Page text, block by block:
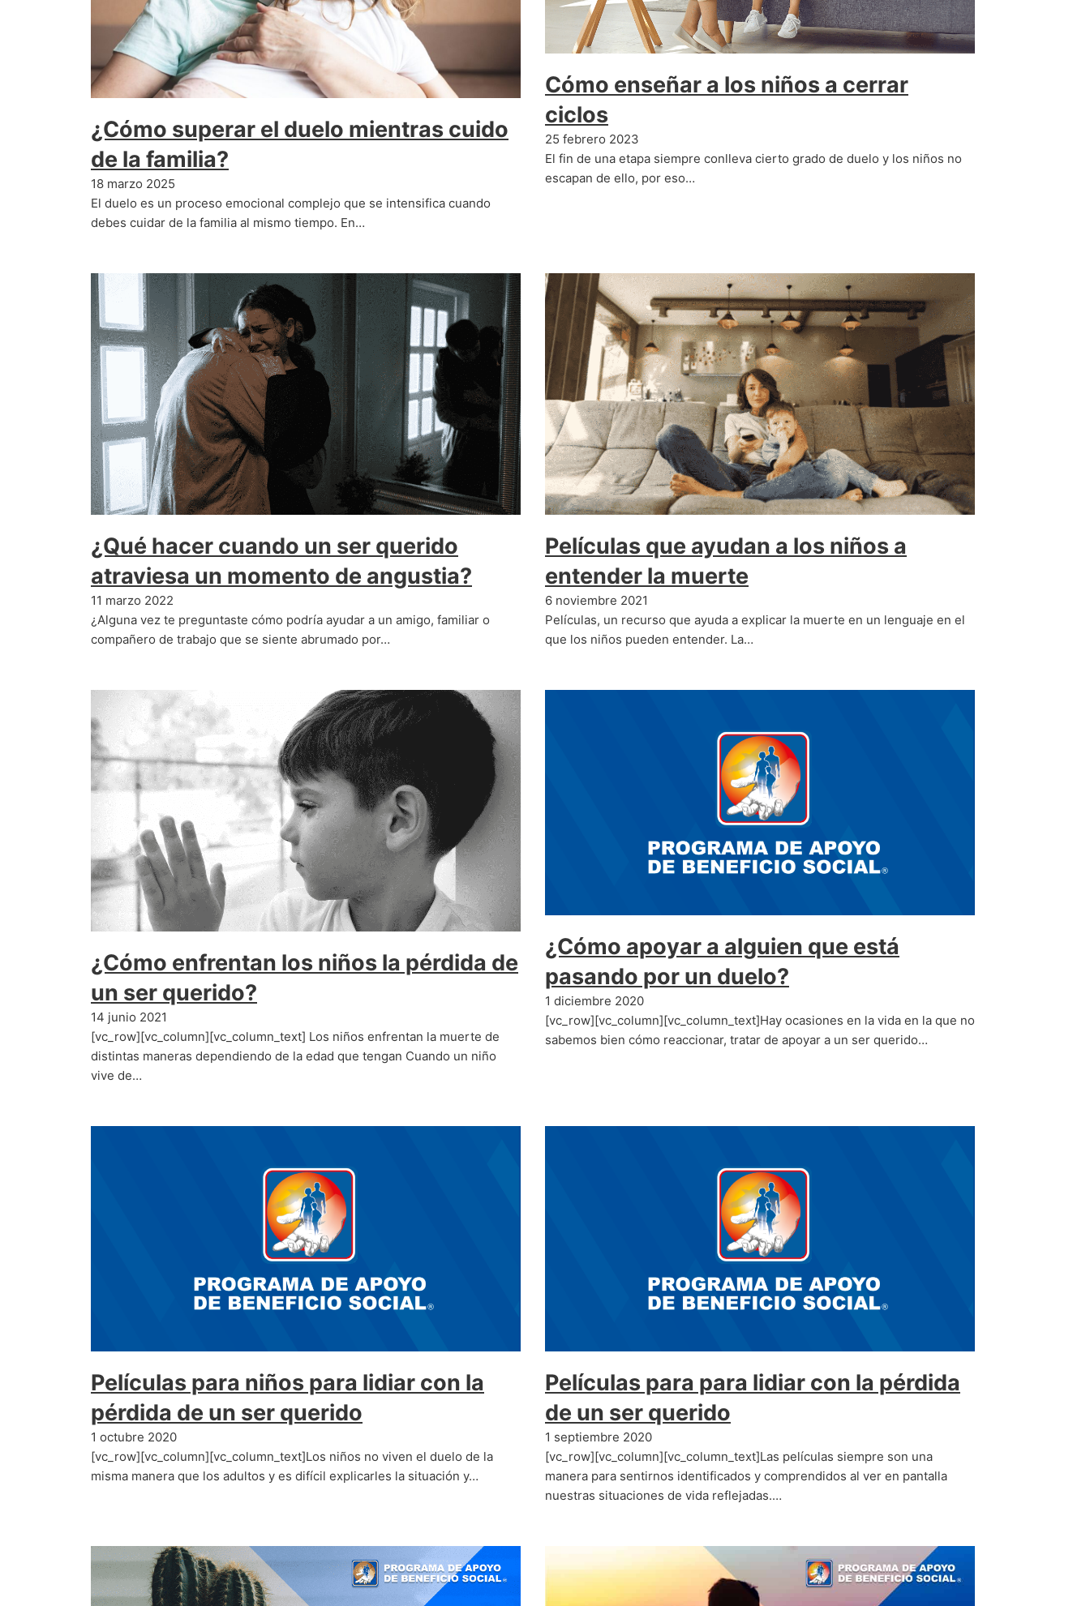
¿Cómo superar el duelo mientras cuido
de la familia?
18 marzo 2025
El duelo es un proceso emocional complejo que se intensifica cuando
debes cuidar de la familia al mismo tiempo. En…
Cómo enseñar a los niños a cerrar
ciclos
25 febrero 2023
El fin de una etapa siempre conlleva cierto grado de duelo y los niños no
escapan de ello, por eso…
¿Qué hacer cuando un ser querido
atraviesa un momento de angustia?
11 marzo 2022
¿Alguna vez te preguntaste cómo podría ayudar a un amigo, familiar o
compañero de trabajo que se siente abrumado por…
Películas que ayudan a los niños a
entender la muerte
6 noviembre 2021
Películas, un recurso que ayuda a explicar la muerte en un lenguaje en el
que los niños pueden entender. La…
¿Cómo enfrentan los niños la pérdida de
un ser querido?
14 junio 2021
[vc_row][vc_column][vc_column_text] Los niños enfrentan la muerte de
distintas maneras dependiendo de la edad que tengan Cuando un niño
vive de…
¿Cómo apoyar a alguien que está
pasando por un duelo?
1 diciembre 2020
[vc_row][vc_column][vc_column_text]Hay ocasiones en la vida en la que no
sabemos bien cómo reaccionar, tratar de apoyar a un ser querido…
Películas para niños para lidiar con la
pérdida de un ser querido
1 octubre 2020
[vc_row][vc_column][vc_column_text]Los niños no viven el duelo de la
misma manera que los adultos y es difícil explicarles la situación y…
Películas para para lidiar con la pérdida
de un ser querido
1 septiembre 2020
[vc_row][vc_column][vc_column_text]Las películas siempre son una
manera para sentirnos identificados y comprendidos al ver en pantalla
nuestras situaciones de vida reflejadas.…